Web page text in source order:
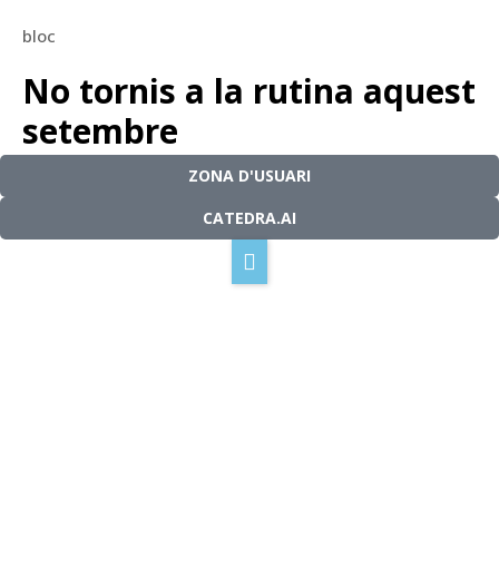
ZONA D'USUARI
CATEDRA.AI
funciona
bloc
No tornis a la rutina aquest
setembre
setembre 3, 2024 2 minuts de lectura